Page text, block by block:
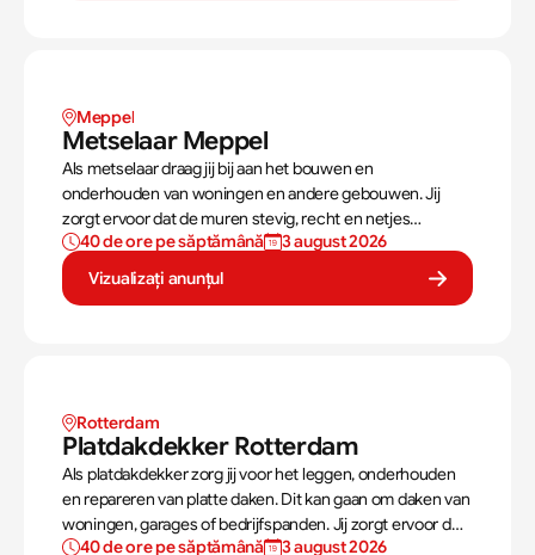
Meppel
Metselaar Meppel
Als metselaar draag jij bij aan het bouwen en
onderhouden van woningen en andere gebouwen. Jij
zorgt ervoor dat de muren stevig, recht en netjes
opgebouwd worden. Aan de hand van een bouwtekening
weet jij precies hoe een muur gebouwd moet worden. Als
metselaar kan je alleen werken of in een team je steentje
40 de ore pe săptămână
3 august 2026
Vizualizați anunțul
Rotterdam
Platdakdekker Rotterdam
Als platdakdekker zorg jij voor het leggen, onderhouden
en repareren van platte daken. Dit kan gaan om daken van
woningen, garages of bedrijfspanden. Jij zorgt ervoor dat
deze daken tegen alle weersomstandigheden kunnen,
40 de ore pe săptămână
3 august 2026